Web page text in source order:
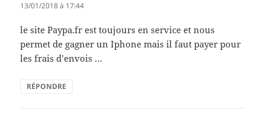
13/01/2018 à 17:44
le site Paypa.fr est toujours en service et nous
permet de gagner un Iphone mais il faut payer pour
les frais d’envois …
RÉPONDRE